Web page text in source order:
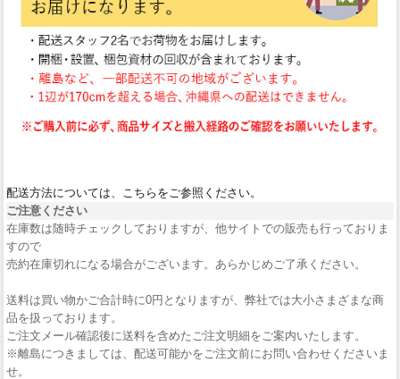
配送方法については、こちらをご参照ください。
ご注意ください
在庫数は随時チェックしておりますが、他サイトでの販売も行っておりま
すので
売約在庫切れになる場合がございます。あらかじめご了承ください。
送料は買い物かご合計時に0円となりますが、弊社では大小さまざまな商
品を扱っております。
ご注文メール確認後に送料を含めたご注文明細をご案内いたします。
※離島につきましては、配送可能かをご注文前にお問い合わせくださいま
せ。